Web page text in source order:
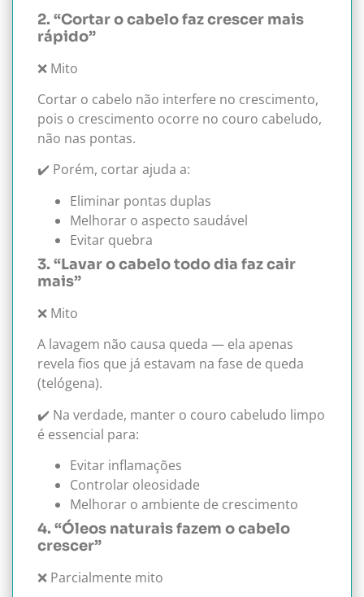
2. “Cortar o cabelo faz crescer mais
rápido”
❌ Mito
Cortar o cabelo não interfere no crescimento,
pois o crescimento ocorre no couro cabeludo,
não nas pontas.
✔️ Porém, cortar ajuda a:
Eliminar pontas duplas
Melhorar o aspecto saudável
Evitar quebra
3. “Lavar o cabelo todo dia faz cair
mais”
❌ Mito
A lavagem não causa queda — ela apenas
revela fios que já estavam na fase de queda
(telógena).
✔️ Na verdade, manter o couro cabeludo limpo
é essencial para:
Evitar inflamações
Controlar oleosidade
Melhorar o ambiente de crescimento
4. “Óleos naturais fazem o cabelo
crescer”
❌ Parcialmente mito